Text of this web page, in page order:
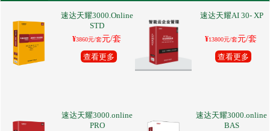
速达天耀3000.Online
STD
¥3860元/套元/套
查看更多
速达天耀AI 30- XP
¥13800元/套元/套
查看更多
速达天耀3000.online
PRO
速达天耀3000.online
BAS